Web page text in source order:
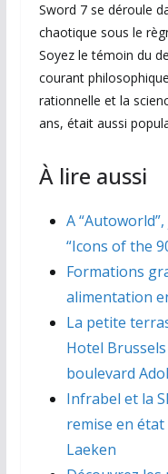
Sword 7 se déroule
chaotique sous le
Soyez le témoin du
courant
rationnelle et la
ans, était aussi
À lire aussi
A
“Icons of the
Formations
alimentation
La petite
Hotel
boulevard
Infrabel et la
remise en
Laeken